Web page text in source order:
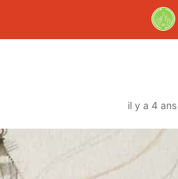
il y a 4 ans